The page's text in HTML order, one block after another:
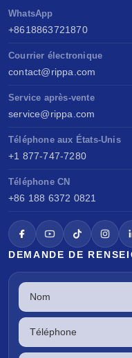
WhatsApp
+8618863721870
Courrier électronique
contact@rippa.com
Service après-vente
service@rippa.com
Téléphone aux États-Unis
+1 877-747-7280
Téléphone CN
+86 188 6372 0821
DEMANDE DE